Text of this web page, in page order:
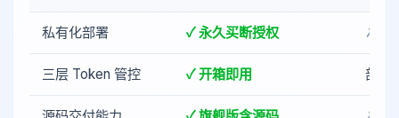
私有化部署 ✓ 永久买断授权 ✗ 仅
三层 Token 管控 ✓ 开箱即用 部分